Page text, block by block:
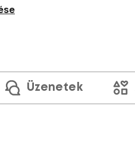
Üzenetek